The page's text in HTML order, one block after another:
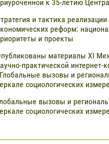
к 35-летию Центра
и тактика
реформ:
и проекты
материалы XI
практической интернет-
вызовы и
социологических
вызовы и
социологических